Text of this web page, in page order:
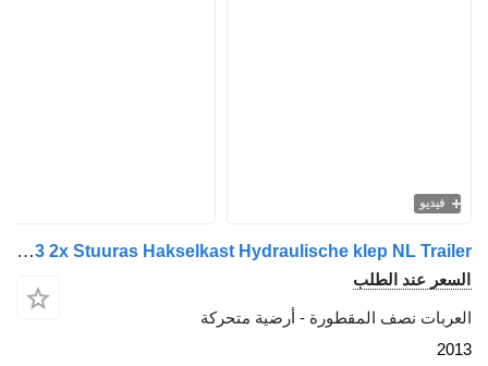
Kraker CF-ETS 86m3 2x Stuuras Hakselkast Hydraulische klep NL Trailer
الطلب
نصف المقطورة - أرضية متحركة